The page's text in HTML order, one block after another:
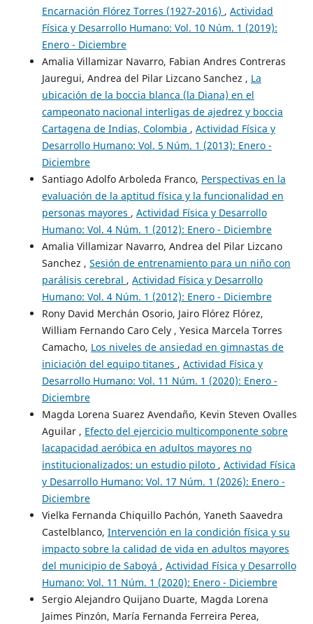
Encarnación Flórez Torres (1927-2016) , Actividad
Física y Desarrollo Humano: Vol. 10 Núm. 1 (2019):
Enero - Diciembre
Amalia Villamizar Navarro, Fabian Andres Contreras
Jauregui, Andrea del Pilar Lizcano Sanchez , La
ubicación de la boccia blanca (la Diana) en el
campeonato nacional interligas de ajedrez y boccia
Cartagena de Indias, Colombia , Actividad Física y
Desarrollo Humano: Vol. 5 Núm. 1 (2013): Enero -
Diciembre
Santiago Adolfo Arboleda Franco, Perspectivas en la
evaluación de la aptitud física y la funcionalidad en
personas mayores , Actividad Física y Desarrollo
Humano: Vol. 4 Núm. 1 (2012): Enero - Diciembre
Amalia Villamizar Navarro, Andrea del Pilar Lizcano
Sanchez , Sesión de entrenamiento para un niño con
parálisis cerebral , Actividad Física y Desarrollo
Humano: Vol. 4 Núm. 1 (2012): Enero - Diciembre
Rony David Merchán Osorio, Jairo Flórez Flórez,
William Fernando Caro Cely , Yesica Marcela Torres
Camacho, Los niveles de ansiedad en gimnastas de
iniciación del equipo titanes , Actividad Física y
Desarrollo Humano: Vol. 11 Núm. 1 (2020): Enero -
Diciembre
Magda Lorena Suarez Avendaño, Kevin Steven Ovalles
Aguilar , Efecto del ejercicio multicomponente sobre
lacapacidad aeróbica en adultos mayores no
institucionalizados: un estudio piloto , Actividad Física
y Desarrollo Humano: Vol. 17 Núm. 1 (2026): Enero -
Diciembre
Vielka Fernanda Chiquillo Pachón, Yaneth Saavedra
Castelblanco, Intervención en la condición física y su
impacto sobre la calidad de vida en adultos mayores
del municipio de Saboyá , Actividad Física y Desarrollo
Humano: Vol. 11 Núm. 1 (2020): Enero - Diciembre
Sergio Alejandro Quijano Duarte, Magda Lorena
Jaimes Pinzón, María Fernanda Ferreira Perea,